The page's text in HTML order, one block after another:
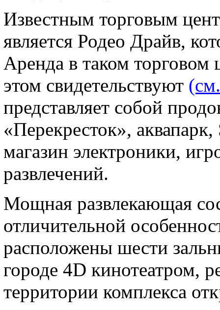
Известным торговым
является Родео Драйв,
Аренда в таком торговом
этом свидетельствуют
представляет собой
«Перекресток»,
магазин электроники,
развлечений.
Мощная развлекающая
отличительной
расположены шести
городе 4D кинотеатром,
территории комплекса